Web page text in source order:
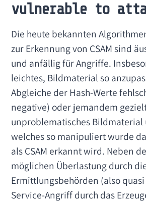
vulnerable to
Die heute bekannten
zur Erkennung von CSAM sind
und anfällig für Angriffe.
leichtes, Bildmaterial so
Abgleiche der Hash-Werte
negative) oder jemandem
unproblematisches
welches so manipuliert wurde
als CSAM erkannt wird. Neben
möglichen Überlastung durch
Ermittlungsbehörden (also
Service-Angriff durch das